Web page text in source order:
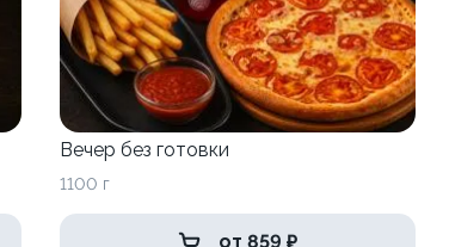
Вечер без готовки
1100 г
от 859 ₽